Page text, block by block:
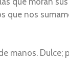
que nos
manos.